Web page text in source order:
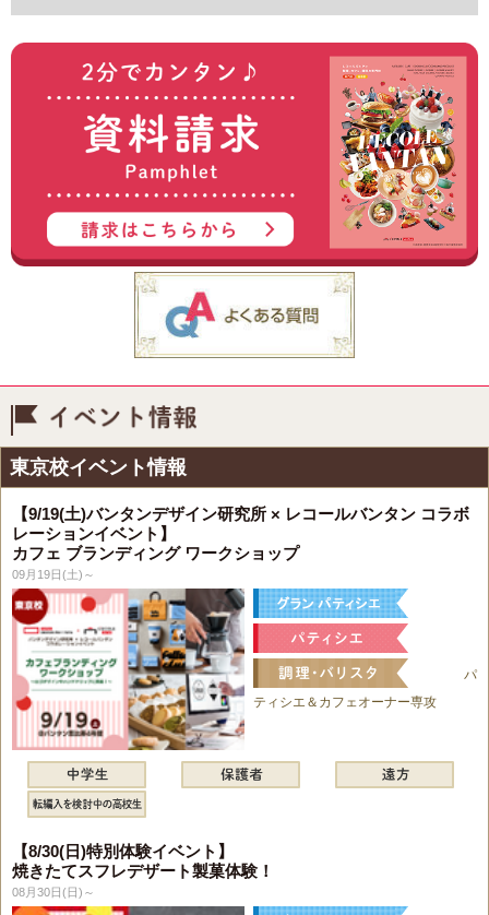
東京校イベント情報
【9/19(土)バンタンデザイン研究所 × レコールバンタン コラボ
レーションイベント】
カフェ ブランディング ワークショップ
09月19日(土)～
パ
ティシエ＆カフェオーナー専攻
【8/30(日)特別体験イベント】
焼きたてスフレデザート製菓体験！
08月30日(日)～